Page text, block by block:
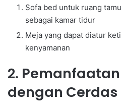
Sofa bed untuk ruang
sebagai kamar tidur
Meja yang dapat diatur
kenyamanan
2.
dengan Cerdas